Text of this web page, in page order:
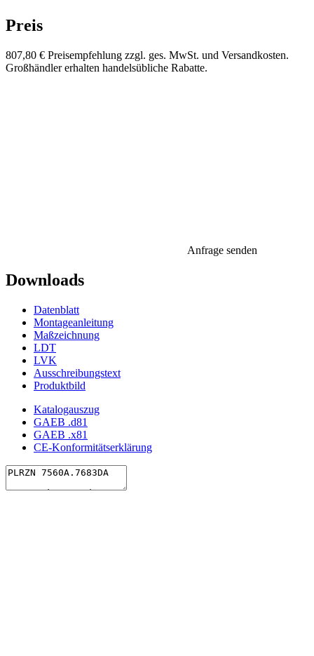
Preis
807,80 € Preisempfehlung zzgl. ges. MwSt. und Versandkosten.
Großhändler erhalten handelsübliche Rabatte.
Anfrage senden
Downloads
Datenblatt
Montageanleitung
Maßzeichnung
LDT
LVK
Ausschreibungstext
Produktbild
Katalogauszug
GAEB .d81
GAEB .x81
CE-Konformitätserklärung